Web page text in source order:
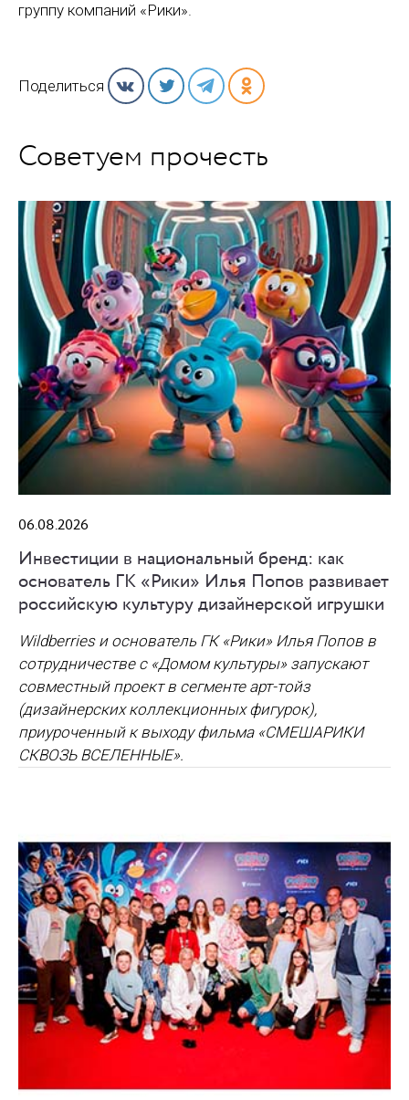
группу компаний «Рики».
Поделиться
Советуем прочесть
06.08.2026
Инвестиции в национальный бренд: как
основатель ГК «Рики» Илья Попов развивает
российскую культуру дизайнерской игрушки
Wildberries и основатель ГК «Рики» Илья Попов в
сотрудничестве с «Домом культуры» запускают
совместный проект в сегменте арт-тойз
(дизайнерских коллекционных фигурок),
приуроченный к выходу фильма «СМЕШАРИКИ
СКВОЗЬ ВСЕЛЕННЫЕ».